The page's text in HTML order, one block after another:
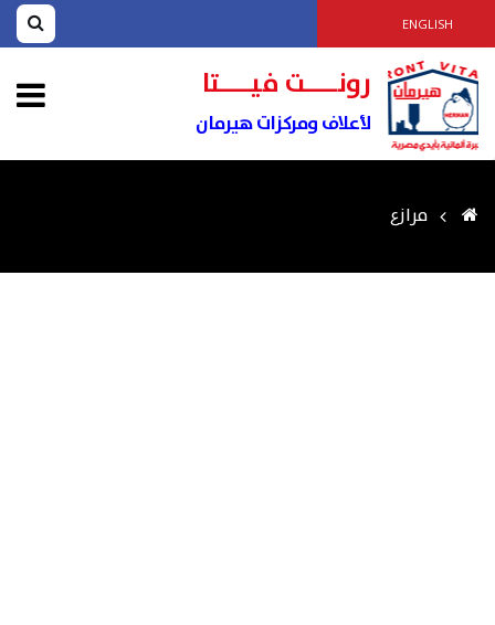
ENGLISH
رونــــت فيــــتا
لأعلاف ومركزات هيرمان
مرازع